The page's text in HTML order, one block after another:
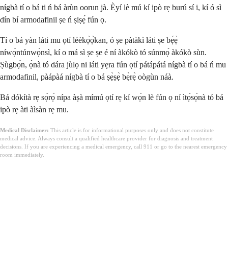
nígbà tí o bá ti ń bá àrùn oorun jà. Èyí lè mú kí ipò rẹ burú sí i, kí ó sì
dín bí armodafinil ṣe ń ṣiṣẹ́ fún ọ.
Tí o bá yàn láti mu ọtí léèkọ̀ọ̀kan, ó ṣe pàtàkì láti ṣe bẹ́ẹ̀
níwọ̀ntúnwọ̀nsì, kí o má sì ṣe ṣe é ní àkókò tó súnmọ́ àkókò sùn.
Ṣùgbọ́n, ọ̀nà tó dára jùlọ ni láti yẹra fún ọtí pátápátá nígbà tí o bá ń mu
armodafinil, pàápàá nígbà tí o bá ṣẹ̀ṣẹ̀ bẹ̀rẹ̀ oògùn náà.
Bá dókítà rẹ sọ̀rọ̀ nípa àṣà mímú ọtí rẹ kí wọ́n lè fún ọ ní ìtọ́sọ́nà tó bá
ipò rẹ àti àìsàn rẹ mu.
Medical Disclaimer: This article is for informational purposes only and does not constitute
medical advice. Always consult a qualified healthcare provider for diagnosis and treatment
decisions. If you are experiencing a medical emergency, call 911 or go to the nearest emergency
room immediately.